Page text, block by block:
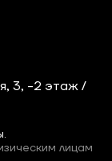
3, -2 этаж /
лицам